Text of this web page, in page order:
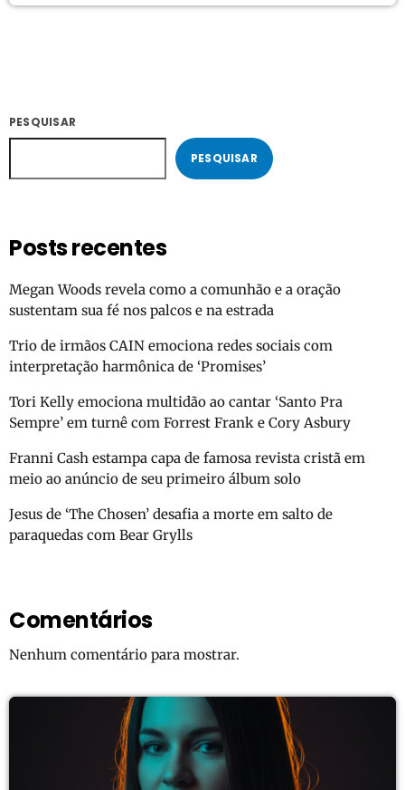
PESQUISAR
PESQUISAR
Posts recentes
Megan Woods revela como a comunhão e a oração
sustentam sua fé nos palcos e na estrada
Trio de irmãos CAIN emociona redes sociais com
interpretação harmônica de ‘Promises’
Tori Kelly emociona multidão ao cantar ‘Santo Pra
Sempre’ em turnê com Forrest Frank e Cory Asbury
Franni Cash estampa capa de famosa revista cristã em
meio ao anúncio de seu primeiro álbum solo
Jesus de ‘The Chosen’ desafia a morte em salto de
paraquedas com Bear Grylls
Comentários
Nenhum comentário para mostrar.